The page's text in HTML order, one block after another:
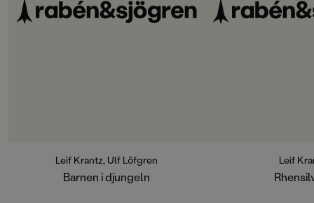
Leif Krantz, Ulf Löfgren
Barnen i djungeln
Leif